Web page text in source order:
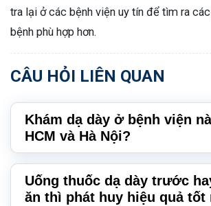
tra lại ở các bệnh viện uy tín để tìm ra
bệnh phù hợp hơn.
CÂU HỎI LIÊN QUAN
Khám dạ dày ở bệnh viện
HCM và Hà Nội?
Uống thuốc dạ dày trước
ăn thì phát huy hiệu quả tốt